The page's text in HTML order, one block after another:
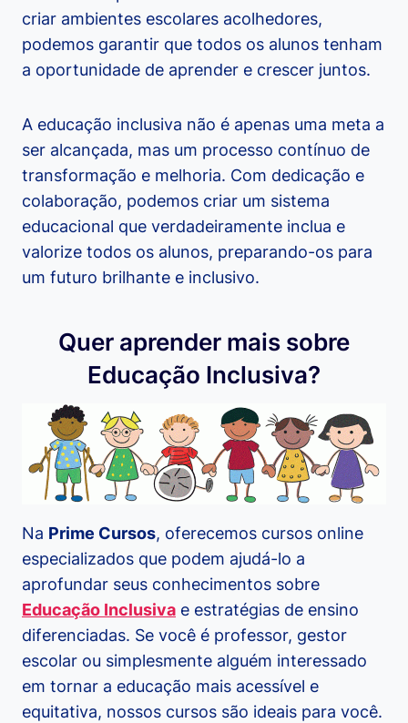
criar ambientes escolares acolhedores,
podemos garantir que todos os alunos tenham
a oportunidade de aprender e crescer juntos.
A educação inclusiva não é apenas uma meta a
ser alcançada, mas um processo contínuo de
transformação e melhoria. Com dedicação e
colaboração, podemos criar um sistema
educacional que verdadeiramente inclua e
valorize todos os alunos, preparando-os para
um futuro brilhante e inclusivo.
Quer aprender mais sobre
Educação Inclusiva?
Na Prime Cursos, oferecemos cursos online
especializados que podem ajudá-lo a
aprofundar seus conhecimentos sobre
Educação Inclusiva e estratégias de ensino
diferenciadas. Se você é professor, gestor
escolar ou simplesmente alguém interessado
em tornar a educação mais acessível e
equitativa, nossos cursos são ideais para você.